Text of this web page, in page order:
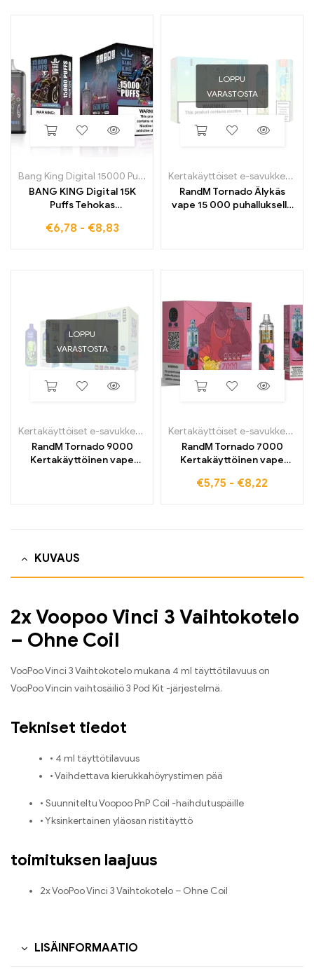
Bang King Digital 15000 Puffs
BANG KING Digital 15K
Puffs Tehokas
jolla on voimakas maku
€6,78 - €8,83
LOPPU
VARASTOSTA
Kertakäyttöiset e-savukkeet
RandM Tornado Älykäs
vape 15 000 puhalluksella
LOPPU
VARASTOSTA
Kertakäyttöiset e-savukkeet
Kertakäyttöiset sähkösavukkeet
RandM Tornado 9000
Kertakäyttöinen vape
Kertakäyttöiset e-savukkeet
RandM Tornado 7000
Kertakäyttöinen vape
€5,75 - €8,22
KUVAUS
2x Voopoo Vinci 3 Vaihtokotelo
– Ohne Coil
VooPoo Vinci 3 Vaihtokotelo mukana 4 ml täyttötilavuus on
VooPoo Vincin vaihtosäiliö 3 Pod Kit -järjestelmä.
Tekniset tiedot
• 4 ml täyttötilavuus
• Vaihdettava kierukkahöyrystimen pää
• Suunniteltu Voopoo PnP Coil -haihdutuspäille
• Yksinkertainen yläosan ristitäyttö
toimituksen laajuus
2x VooPoo Vinci 3 Vaihtokotelo – Ohne Coil
LISÄINFORMAATIO